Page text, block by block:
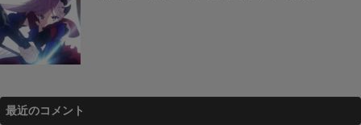
最近のコメント